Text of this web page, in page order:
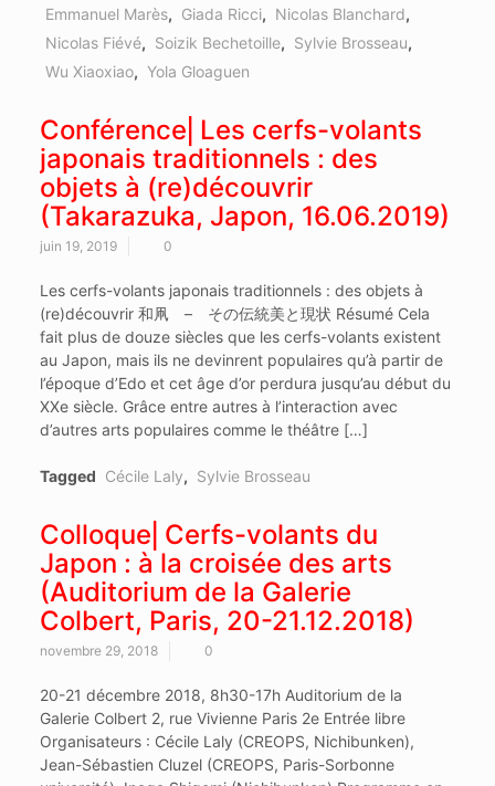
Emmanuel Marès, Giada Ricci, Nicolas Blanchard,
Nicolas Fiévé, Soizik Bechetoille, Sylvie Brosseau,
Wu Xiaoxiao, Yola Gloaguen
Conférence⎜Les cerfs-volants
japonais traditionnels : des
objets à (re)découvrir
(Takarazuka, Japon, 16.06.2019)
juin 19, 2019 0
Les cerfs-volants japonais traditionnels : des objets à
(re)découvrir 和凧 – その伝統美と現状 Résumé Cela
fait plus de douze siècles que les cerfs-volants existent
au Japon, mais ils ne devinrent populaires qu’à partir de
l’époque d’Edo et cet âge d’or perdura jusqu’au début du
XXe siècle. Grâce entre autres à l’interaction avec
d’autres arts populaires comme le théâtre […]
Tagged Cécile Laly, Sylvie Brosseau
Colloque⎜Cerfs-volants du
Japon : à la croisée des arts
(Auditorium de la Galerie
Colbert, Paris, 20-21.12.2018)
novembre 29, 2018 0
20-21 décembre 2018, 8h30-17h Auditorium de la
Galerie Colbert 2, rue Vivienne Paris 2e Entrée libre
Organisateurs : Cécile Laly (CREOPS, Nichibunken),
Jean-Sébastien Cluzel (CREOPS, Paris-Sorbonne